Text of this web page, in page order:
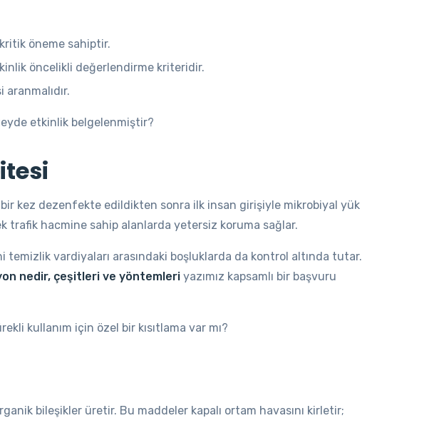
öneme sahiptir.
öncelikli değerlendirme kriteridir.
etkinlik belgelenmiştir?
kez dezenfekte edildikten sonra ilk insan girişiyle mikrobiyal yük
trafik hacmine sahip alanlarda yetersiz koruma sağlar.
vardiyaları arasındaki boşluklarda da kontrol altında tutar.
nedir, çeşitleri ve yöntemleri yazımız kapsamlı bir başvuru
kullanım için özel bir kısıtlama var mı?
bileşikler üretir. Bu maddeler kapalı ortam havasını kirletir;